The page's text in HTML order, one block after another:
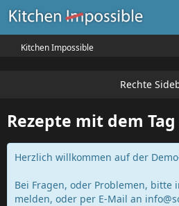
Kitchen Impossible
Rezepte mit dem Tag
Herzlich willkommen auf der
Bei Fragen, oder Problemen, bitte
melden, oder per E-Mail an